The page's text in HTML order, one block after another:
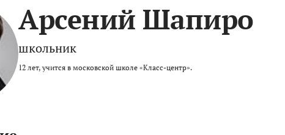
Арсений Шапиро
школьник
12 лет, учится в московской школе «Класс-центр».